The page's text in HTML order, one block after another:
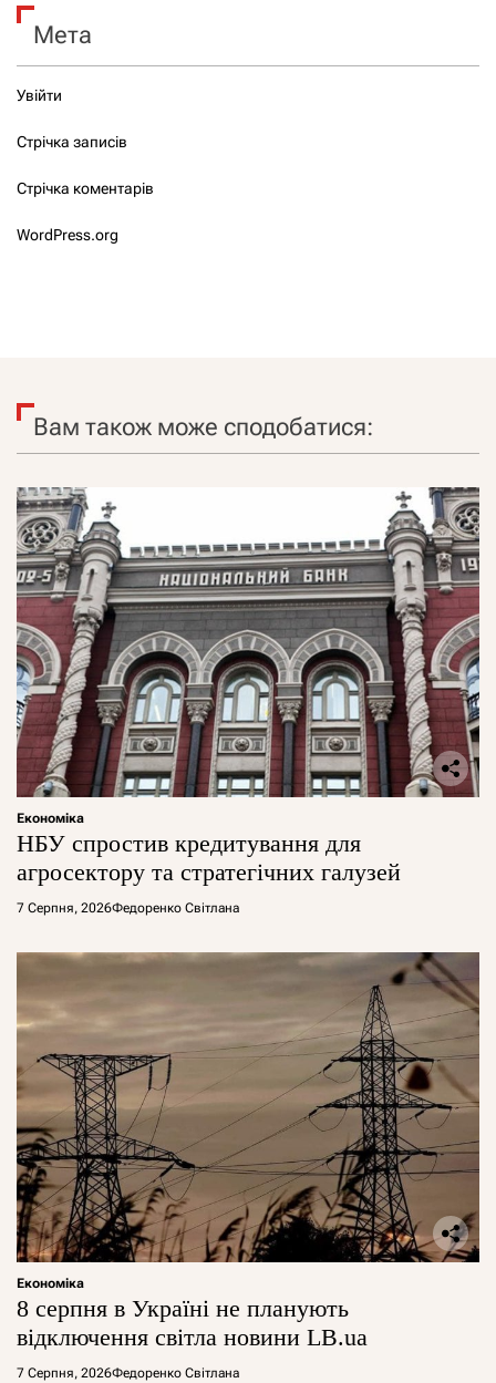
Мета
Увійти
Стрічка записів
Стрічка коментарів
WordPress.org
Вам також може сподобатися:
Економіка
НБУ спростив кредитування для
агросектору та стратегічних галузей
7 Серпня, 2026Федоренко Світлана
Економіка
8 серпня в Україні не планують
відключення світла новини LB.ua
7 Серпня, 2026Федоренко Світлана